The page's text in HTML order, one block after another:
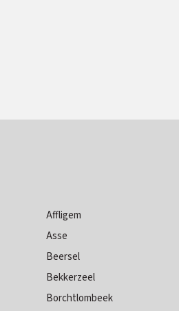
Affligem
Asse
Beersel
Bekkerzeel
Borchtlombeek